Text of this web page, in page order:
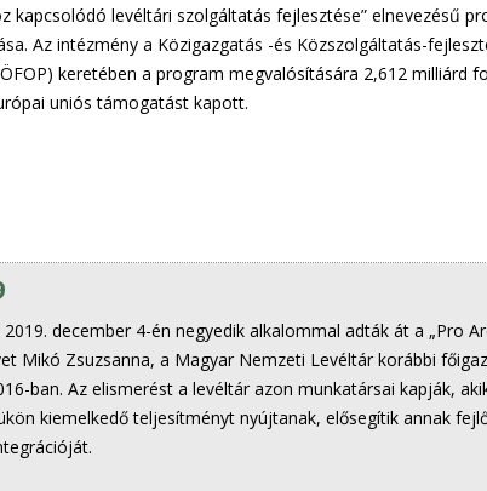
kapcsolódó levéltári szolgáltatás fejlesztése” elnevezésű
Az intézmény a Közigazgatás -és Közszolgáltatás-
keretében a program megvalósítására 2,612 milliárd
uniós támogatást kapott.
2019. december 4-én negyedik alkalommal adták át a „Pro
Mikó Zsuzsanna, a Magyar Nemzeti Levéltár korábbi
ban. Az elismerést a levéltár azon munkatársai kapják,
kiemelkedő teljesítményt nyújtanak, elősegítik annak